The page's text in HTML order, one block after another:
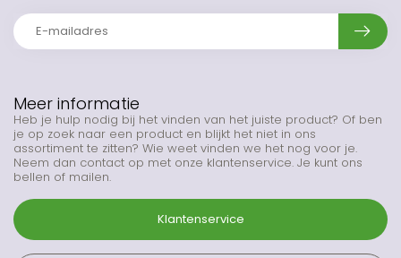
Meer informatie
Heb je hulp nodig bij het vinden van het juiste product? Of ben
je op zoek naar een product en blijkt het niet in ons
assortiment te zitten? Wie weet vinden we het nog voor je.
Neem dan contact op met onze klantenservice. Je kunt ons
bellen of mailen.
Klantenservice